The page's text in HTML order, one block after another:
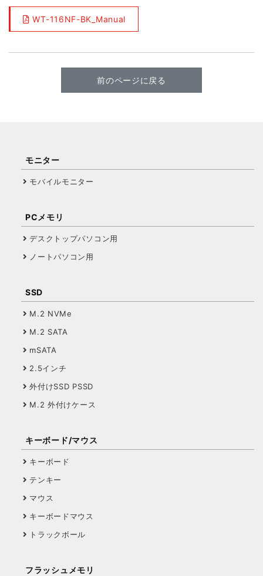
WT-116NF-BK_Manual
前のページに戻る
モニター
モバイルモニター
PCメモリ
デスクトップパソコン用
ノートパソコン用
SSD
M.2 NVMe
M.2 SATA
mSATA
2.5インチ
外付けSSD PSSD
M.2 外付けケース
キーボード/マウス
キーボード
テンキー
マウス
キーボードマウス
トラックボール
フラッシュメモリ